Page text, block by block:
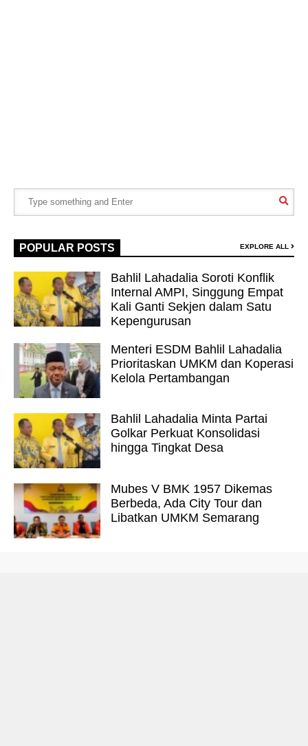
POPULAR POSTS EXPLORE ALL
Bahlil Lahadalia Soroti Konflik
Internal AMPI, Singgung Empat
Kali Ganti Sekjen dalam Satu
Kepengurusan
Menteri ESDM Bahlil Lahadalia
Prioritaskan UMKM dan Koperasi
Kelola Pertambangan
Bahlil Lahadalia Minta Partai
Golkar Perkuat Konsolidasi
hingga Tingkat Desa
Mubes V BMK 1957 Dikemas
Berbeda, Ada City Tour dan
Libatkan UMKM Semarang